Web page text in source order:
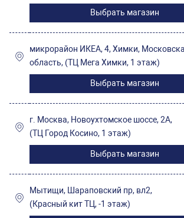
Выбрать магазин
микрорайон ИКЕА, 4, Химки,
область, (ТЦ Мега Химки, 1 этаж)
Выбрать магазин
г. Москва, Новоухтомское шоссе, 2А,
(ТЦ Город Косино, 1 этаж)
Выбрать магазин
Мытищи, Шараповский пр, вл2,
(Красный кит ТЦ, -1 этаж)